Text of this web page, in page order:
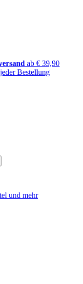
ab € 39,90
Bestellung
und mehr